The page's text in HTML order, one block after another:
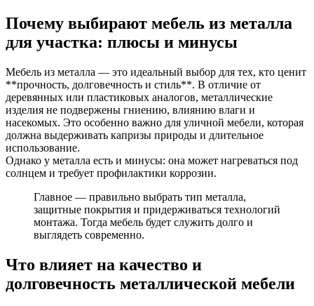
Почему выбирают мебель из металла
для участка: плюсы и минусы
Мебель из металла — это идеальный выбор для тех, кто ценит
**прочность, долговечность и стиль**. В отличие от
деревянных или пластиковых аналогов, металлические
изделия не подвержены гниению, влиянию влаги и
насекомых. Это особенно важно для уличной мебели, которая
должна выдерживать капризы природы и длительное
использование.
Однако у металла есть и минусы: она может нагреваться под
солнцем и требует профилактики коррозии.
Главное — правильно выбрать тип металла,
защитные покрытия и придерживаться технологий
монтажа. Тогда мебель будет служить долго и
выглядеть современно.
Что влияет на качество и
долговечность металлической мебели